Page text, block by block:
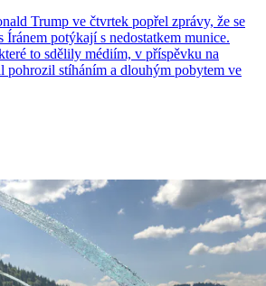
Trump ve čtvrtek popřel zprávy, že se
Íránem potýkají s nedostatkem munice.
to sdělily médiím, v příspěvku na
pohrozil stíháním a dlouhým pobytem ve